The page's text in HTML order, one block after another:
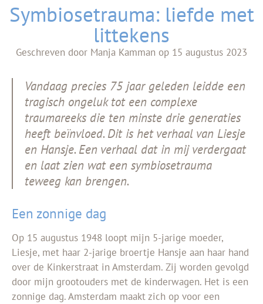
Symbiosetrauma: liefde met
littekens
Geschreven door Manja Kamman op 15 augustus 2023
Vandaag precies 75 jaar geleden leidde een
tragisch ongeluk tot een complexe
traumareeks die ten minste drie generaties
heeft beïnvloed. Dit is het verhaal van Liesje
en Hansje. Een verhaal dat in mij verdergaat
en laat zien wat een symbiosetrauma
teweeg kan brengen.
Een zonnige dag
Op 15 augustus 1948 loopt mijn 5-jarige moeder,
Liesje, met haar 2-jarige broertje Hansje aan haar hand
over de Kinkerstraat in Amsterdam. Zij worden gevolgd
door mijn grootouders met de kinderwagen. Het is een
zonnige dag. Amsterdam maakt zich op voor een